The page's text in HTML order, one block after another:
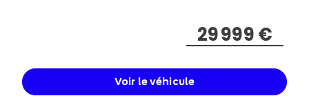
29 999 €
Voir le véhicule